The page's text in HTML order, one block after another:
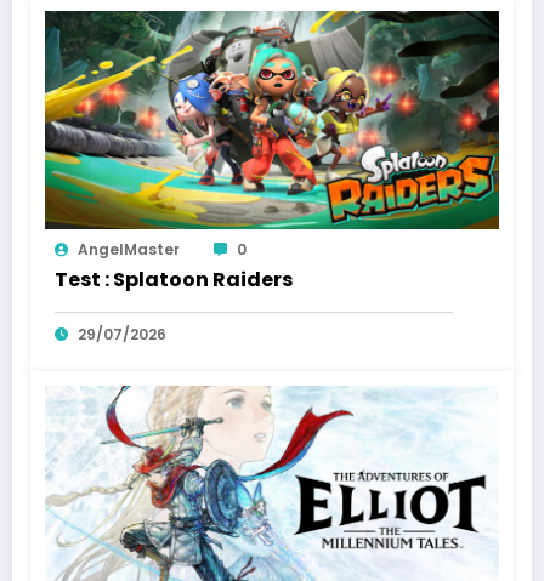
AngelMaster 0
Test : Splatoon Raiders
29/07/2026